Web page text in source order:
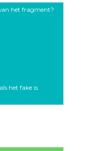
het fragment?
het fake is.